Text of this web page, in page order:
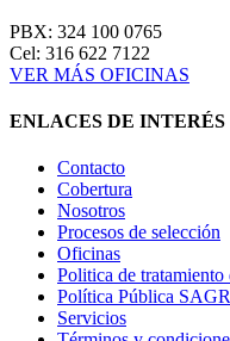
PBX: 324 100 0765
Cel: 316 622 7122
VER MÁS OFICINAS
ENLACES DE INTERÉS
Contacto
Cobertura
Nosotros
Procesos de selección
Oficinas
Politica de tratamiento
Política Pública
Servicios